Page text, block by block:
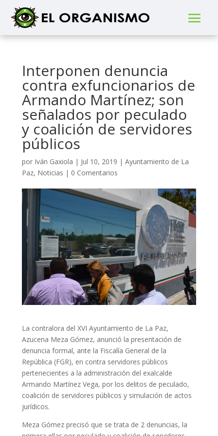
Interponen denuncia
contra exfuncionarios de
Armando Martínez; son
señalados por peculado
y coalición de servidores
públicos
por Iván Gaxiola | Jul 10, 2019 | Ayuntamiento de La
Paz, Noticias | 0 Comentarios
La contralora del XVI Ayuntamiento de La Paz,
Azucena Meza Gómez, anunció la presentación de
denuncia formal, ante la Fiscalía General de la
República (FGR), en contra servidores públicos
pertenecientes a la administración del exalcalde
Armando Martínez Vega, por los delitos de peculado,
coalición de servidores públicos y simulación de actos
jurídicos.
Meza Gómez precisó que se trata de 2 denuncias, la